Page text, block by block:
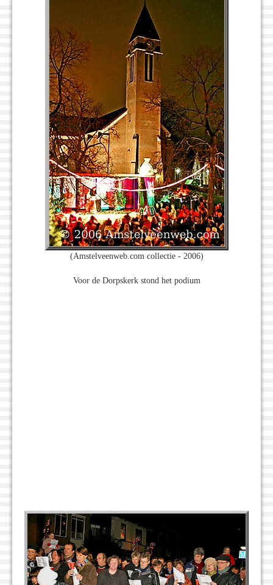
(Amstelveenweb.com collectie - 2006)
Voor de Dorpskerk stond het podium